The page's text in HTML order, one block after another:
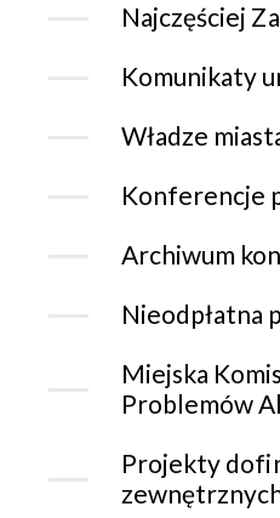
Najczęściej
Komunikaty
Władze
Konferencje
Archiwum
Nieodpłatna
Miejska
Problemów
Projekty